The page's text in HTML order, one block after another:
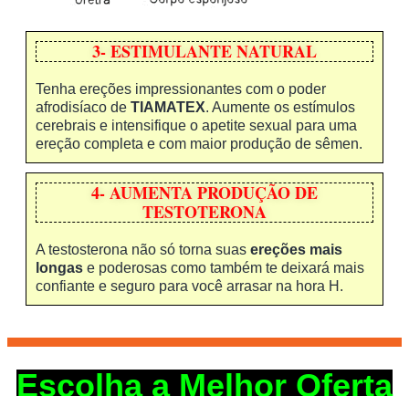
3- ESTIMULANTE NATURAL
Tenha ereções impressionantes com o poder
afrodisíaco de TIAMATEX. Aumente os estímulos
cerebrais e intensifique o apetite sexual para uma
ereção completa e com maior produção de sêmen.
4- AUMENTA PRODUÇÃO DE
TESTOTERONA
A testosterona não só torna suas ereções mais
longas e poderosas como também te deixará mais
confiante e seguro para você arrasar na hora H.
Escolha a Melhor Oferta